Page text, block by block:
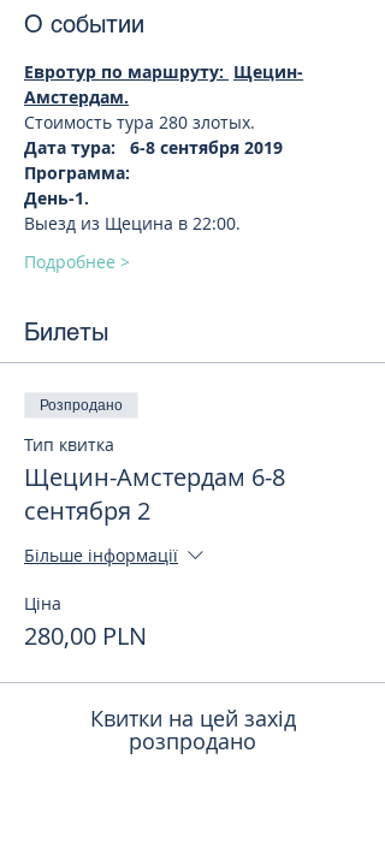
О событии
Евротур по маршруту: Щецин-
Амстердам.
Стоимость тура 280 злотых.
Дата тура:   6-8 сентября 2019
Программа:
День-1.
Выезд из Щецина в 22:00.
Подробнее >
Билеты
Розпродано
Тип квитка
Щецин-Амстердам 6-8
сентября 2
Більше інформації
Ціна
280,00 PLN
Квитки на цей захід
розпродано